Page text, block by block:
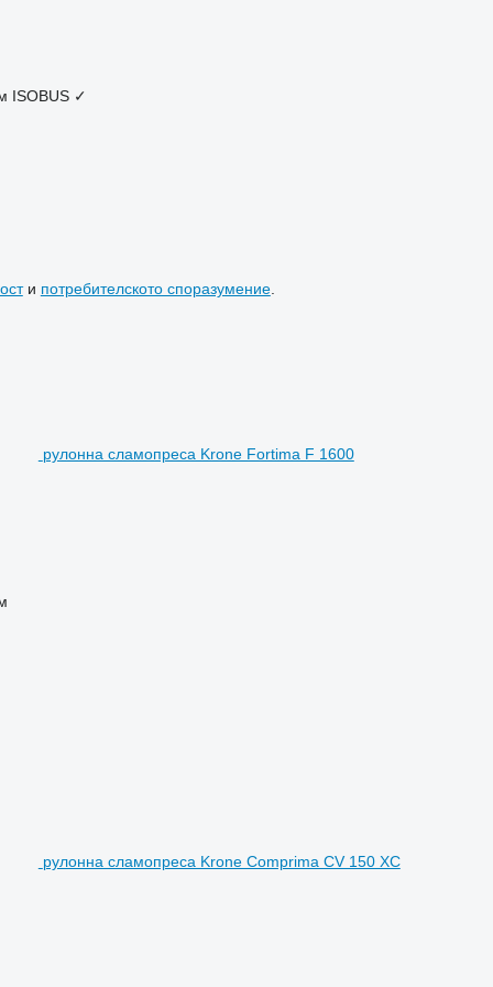
ISOBUS ✓
и потребителското споразумение.
рулонна сламопреса Krone Fortima F 1600
рулонна сламопреса Krone Comprima CV 150 XC